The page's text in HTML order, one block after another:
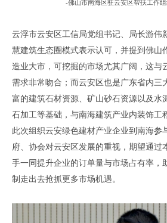
-佛山市南海区驻云安区帮扶工作
云浮市云安区工信局党组书记 局长游伟
慧建筑生态圈模式表示认可 ， 并提到佛山
造业大市 ， 可挖掘的市场尤其广阔 ， 这与
需求非常吻合 ； 而云安区也是广东省内三
富的建筑石材资源
矿山砂石资源以及水
石加工等基础 ， 与南海建筑产业内装饰工
此次组织云安绿色建材产业企业到南海参
府
协会对云安区发展的重视 ， 期望通过
手一同提升企业的订单量与市场占有率 ，
制走出去抢抓更多市场机遇 。